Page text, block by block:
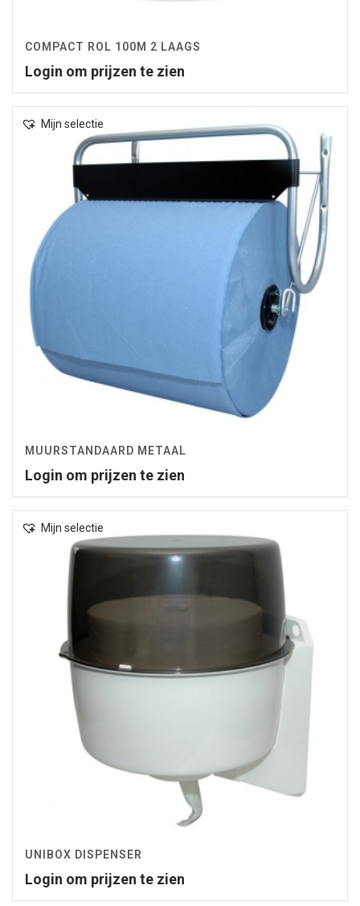
COMPACT ROL 100M 2 LAAGS
Login om prijzen te zien
Mijn selectie
MUURSTANDAARD METAAL
Login om prijzen te zien
Mijn selectie
UNIBOX DISPENSER
Login om prijzen te zien